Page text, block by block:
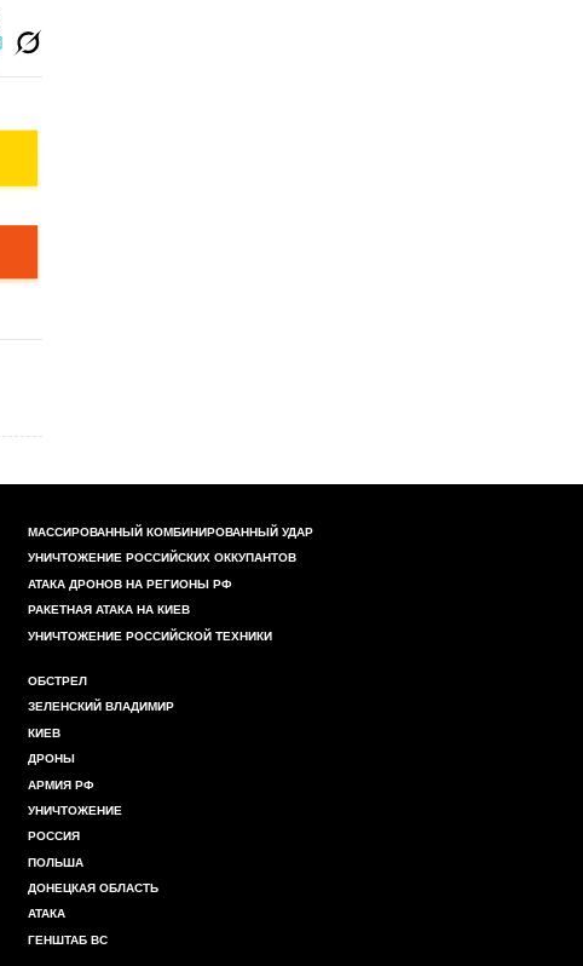
МАССИРОВАННЫЙ КОМБИНИРОВАННЫЙ УДАР
УНИЧТОЖЕНИЕ РОССИЙСКИХ ОККУПАНТОВ
АТАКА ДРОНОВ НА РЕГИОНЫ РФ
РАКЕТНАЯ АТАКА НА КИЕВ
УНИЧТОЖЕНИЕ РОССИЙСКОЙ ТЕХНИКИ
ОБСТРЕЛ
ЗЕЛЕНСКИЙ ВЛАДИМИР
КИЕВ
ДРОНЫ
АРМИЯ РФ
УНИЧТОЖЕНИЕ
РОССИЯ
ПОЛЬША
ДОНЕЦКАЯ ОБЛАСТЬ
АТАКА
ГЕНШТАБ ВС